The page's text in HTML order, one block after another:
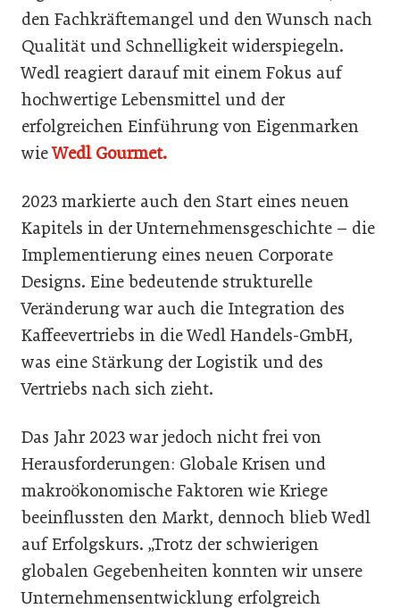
den Fachkräftemangel und den Wunsch nach
Qualität und Schnelligkeit widerspiegeln.
Wedl reagiert darauf mit einem Fokus auf
hochwertige Lebensmittel und der
erfolgreichen Einführung von Eigenmarken
wieWedl Gourmet.
2023 markierte auch den Start eines neuen
Kapitels in der Unternehmensgeschichte – die
Implementierung eines neuen Corporate
Designs. Eine bedeutende strukturelle
Veränderung war auch die Integration des
Kaffeevertriebs in die Wedl Handels-GmbH,
was eine Stärkung der Logistik und des
Vertriebs nach sich zieht.
Das Jahr 2023 war jedoch nicht frei von
Herausforderungen: Globale Krisen und
makroökonomische Faktoren wie Kriege
beeinflussten den Markt, dennoch blieb Wedl
auf Erfolgskurs. „Trotz der schwierigen
globalen Gegebenheiten konnten wir unsere
Unternehmensentwicklung erfolgreich